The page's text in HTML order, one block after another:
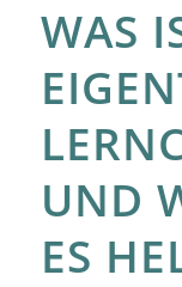
WAS
UND
ES